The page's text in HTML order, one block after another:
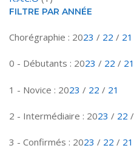
FILTRE PAR ANNÉE
Chorégraphie : 2023 / 22 / 21
0 - Débutants : 2023 / 22 / 21
1 - Novice : 2023 / 22 / 21
2 - Intermédiaire : 2023 / 22 /
3 - Confirmés : 2023 / 22 / 21